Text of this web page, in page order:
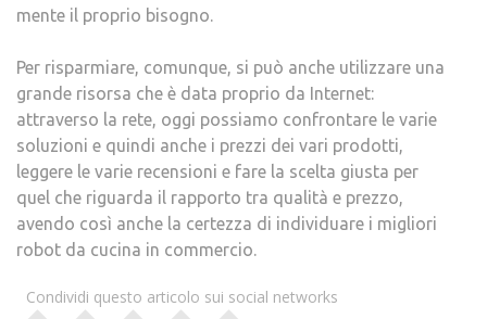
mente il proprio bisogno.
Per risparmiare, comunque, si può anche utilizzare una
grande risorsa che è data proprio da Internet:
attraverso la rete, oggi possiamo confrontare le varie
soluzioni e quindi anche i prezzi dei vari prodotti,
leggere le varie recensioni e fare la scelta giusta per
quel che riguarda il rapporto tra qualità e prezzo,
avendo così anche la certezza di individuare i migliori
robot da cucina in commercio.
Condividi questo articolo sui social networks